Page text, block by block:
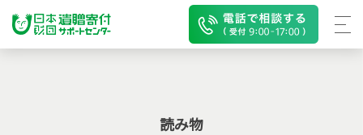
読み物